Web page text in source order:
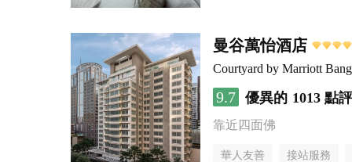
曼谷萬怡酒店
Courtyard by Marriott
9.7 優異的 1013 點評
靠近四面佛
華人友善 接站服務